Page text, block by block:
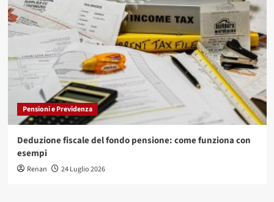
Pensioni e Previdenza
Deduzione fiscale del fondo pensione: come funziona con
esempi
Renan 24 Luglio 2026